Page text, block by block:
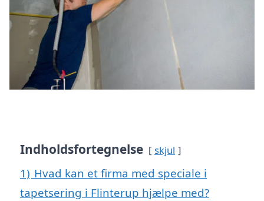
Indholdsfortegnelse skjul
1) Hvad kan et firma med speciale i
tapetsering i Flinterup hjælpe med?